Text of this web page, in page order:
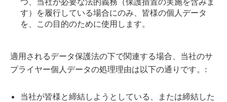
す）を履行している場合にのみ、皆様の個人データ
を、この目的のために使用します。
適用されるデータ保護法の下で関連する場合、当社のサ
プライヤー個人データの処理理由は以下の通りです。:
当社が皆様と締結しようとしている、または締結した